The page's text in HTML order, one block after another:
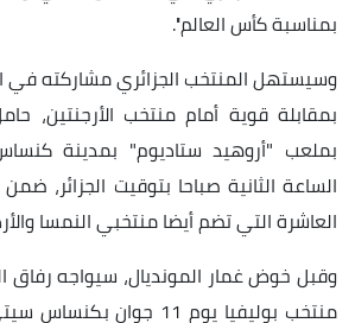
بمناسبة كأس العالم''.
بمقابلة قوية أمام منتخب الأرجنتين،
بملعب "أروهيد ستاديوم" بمدينة
الساعة الثانية صباحا بتوقيت الجزائر،
العاشرة التي تضم أيضا منتخبي النمسا
وقبل خوض غمار المونديال، سيواجه رفاق
منتخب بوليفيا يوم 11 جوان